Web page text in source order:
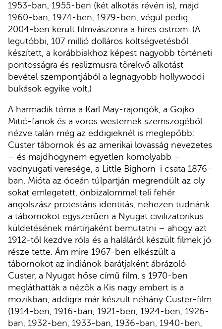
1953-ban, 1955-ben (két alkotás révén is), majd
1960-ban, 1974-ben, 1979-ben, végül pedig
2004-ben került filmvászonra a híres ostrom. (A
legutóbbi, 107 millió dolláros költségvetésből
készített, a korábbiakhoz képest nagyobb történeti
pontosságra és realizmusra törekvő alkotást
bevétel szempontjából a legnagyobb hollywoodi
bukások egyike volt.)
A harmadik téma a Karl May-rajongók, a Gojko
Mitić-fanok és a vörös westernek szemszögéből
nézve talán még az eddigieknél is meglepőbb:
Custer tábornok és az amerikai lovasság nevezetes
– és majdhogynem egyetlen komolyabb –
vadnyugati veresége, a Little Bighorn-i csata 1876-
ban. Mióta az óceán túlpartján megrendült az oly
sokat emlegetett, önbizalommal teli fehér
angolszász protestáns identitás, nehezen tudnánk
a tábornokot egyszerűen a Nyugat civilizatorikus
küldetésének mártírjaként bemutatni – ahogy azt
1912-től kezdve róla és a haláláról készült filmek jó
része tette. Ám mire 1967-ben elkészült a
tábornokot az indiánok barátjaként ábrázoló
Custer, a Nyugat hőse című film, s 1970-ben
megláthatták a nézők a Kis nagy embert is a
mozikban, addigra már készült néhány Custer-film.
(1914-ben, 1916-ban, 1921-ben, 1924-ben, 1926-
ban, 1932-ben, 1933-ban, 1936-ban, 1940-ben,